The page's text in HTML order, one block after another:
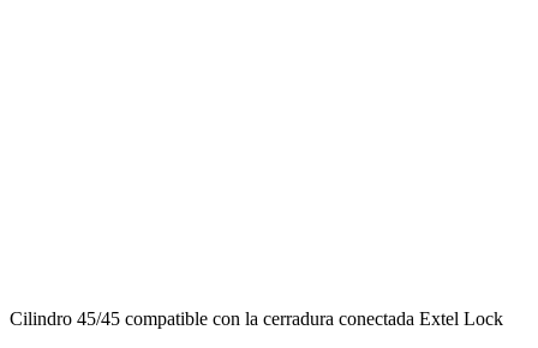
Cilindro 45/45 compatible con la cerradura conectada Extel Lock